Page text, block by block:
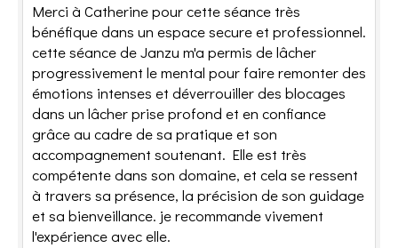
Merci à Catherine pour cette séance très
bénéfique dans un espace secure et professionnel.
cette séance de Janzu m'a permis de lâcher
progressivement le mental pour faire remonter des
émotions intenses et déverrouiller des blocages
dans un lâcher prise profond et en confiance
grâce au cadre de sa pratique et son
accompagnement soutenant. Elle est très
compétente dans son domaine, et cela se ressent
à travers sa présence, la précision de son guidage
et sa bienveillance. je recommande vivement
l'expérience avec elle.